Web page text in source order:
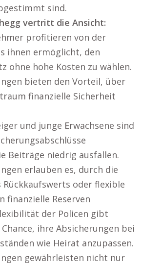
sind.
vertritt die Ansicht:
profitieren von der
ihnen ermöglicht, den
ohne hohe Kosten zu wählen.
bieten den Vorteil, über
finanzielle Sicherheit
und junge Erwachsene sind
Beiträge niedrig ausfallen.
erlauben es, durch die
Rückkaufswerts oder flexible
finanzielle Reserven
der Policen gibt
ihre Absicherungen bei
wie Heirat anzupassen.
gewährleisten nicht nur